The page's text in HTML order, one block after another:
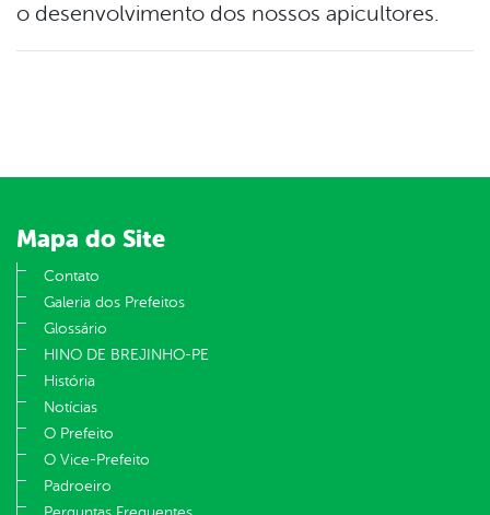
o desenvolvimento dos nossos apicultores.
Mapa do Site
Contato
Galeria dos Prefeitos
Glossário
HINO DE BREJINHO-PE
História
Notícias
O Prefeito
O Vice-Prefeito
Padroeiro